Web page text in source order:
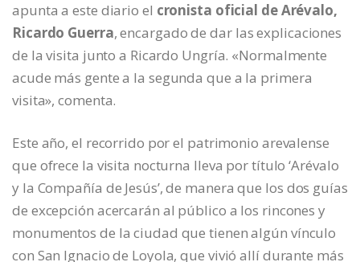
apunta a este diario el cronista oficial de Arévalo,
Ricardo Guerra, encargado de dar las explicaciones
de la visita junto a Ricardo Ungría. «Normalmente
acude más gente a la segunda que a la primera
visita», comenta.
Este año, el recorrido por el patrimonio arevalense
que ofrece la visita nocturna lleva por título ‘Arévalo
y la Compañía de Jesús’, de manera que los dos guías
de excepción acercarán al público a los rincones y
monumentos de la ciudad que tienen algún vínculo
con San Ignacio de Loyola, que vivió allí durante más